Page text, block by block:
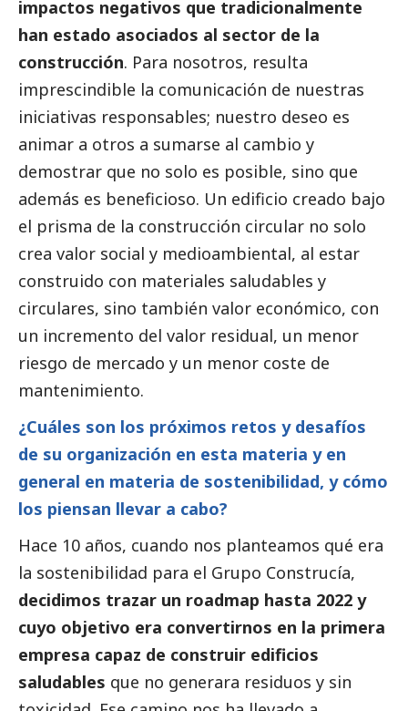
impactos negativos que tradicionalmente
han estado asociados al sector de la
construcción. Para nosotros, resulta
imprescindible la comunicación de nuestras
iniciativas responsables; nuestro deseo es
animar a otros a sumarse al cambio y
demostrar que no solo es posible, sino que
además es beneficioso. Un edificio creado bajo
el prisma de la construcción circular no solo
crea valor social y medioambiental, al estar
construido con materiales saludables y
circulares, sino también valor económico, con
un incremento del valor residual, un menor
riesgo de mercado y un menor coste de
mantenimiento.
¿Cuáles son los próximos retos y desafíos
de su organización en esta materia y en
general en materia de sostenibilidad, y cómo
los piensan llevar a cabo?
Hace 10 años, cuando nos planteamos qué era
la sostenibilidad para el Grupo Construcía,
decidimos trazar un roadmap hasta 2022 y
cuyo objetivo era convertirnos en la primera
empresa capaz de construir edificios
saludables que no generara residuos y sin